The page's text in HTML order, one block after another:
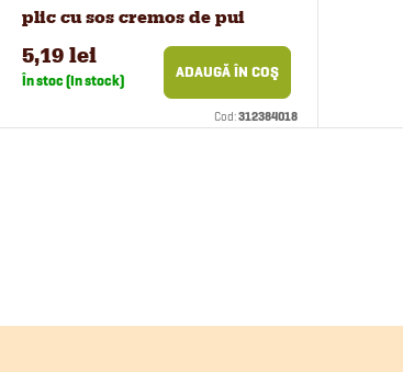
plic cu sos cremos de pui
pentru pisici 100 g
5,19 lei
În stoc (In stock) ADAUGĂ ÎN COŞ
Cod:312384018